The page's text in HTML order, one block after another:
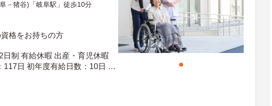
－猪谷)「岐阜駅」徒歩10分
格をお持ちの方
日制 有給休暇 出産・育児休暇
数：10日 最